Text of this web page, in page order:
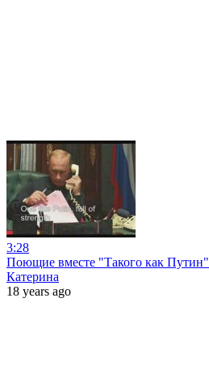
3:28
Поющие вместе "Такого как Путин"
Катерина
18 years ago